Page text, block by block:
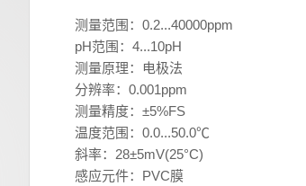
测量范围：0.2...40000ppm
pH范围：4...10pH
测量原理：电极法
分辨率：0.001ppm
测量精度：±5%FS
温度范围：0.0...50.0℃
斜率：28±5mV(25°C)
感应元件：PVC膜